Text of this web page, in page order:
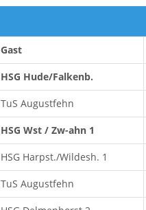
Gast
HSG Hude/Falkenb.
TuS Augustfehn
HSG Wst / Zw-ahn 1
HSG Harpst./Wildesh. 1
TuS Augustfehn